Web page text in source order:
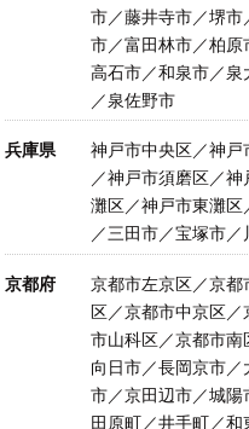
市／藤井寺市／堺
市／富田林市／柏原
高石市／和泉市／
／泉佐野市
兵庫県
神戸市中央区／神
／神戸市須磨区／
灘区／神戸市東灘
／三田市／宝塚市
京都府
京都市左京区／京
区／京都市中京区
市山科区／京都市南
向日市／長岡京市
市／京田辺市／城
田原町／井手町／